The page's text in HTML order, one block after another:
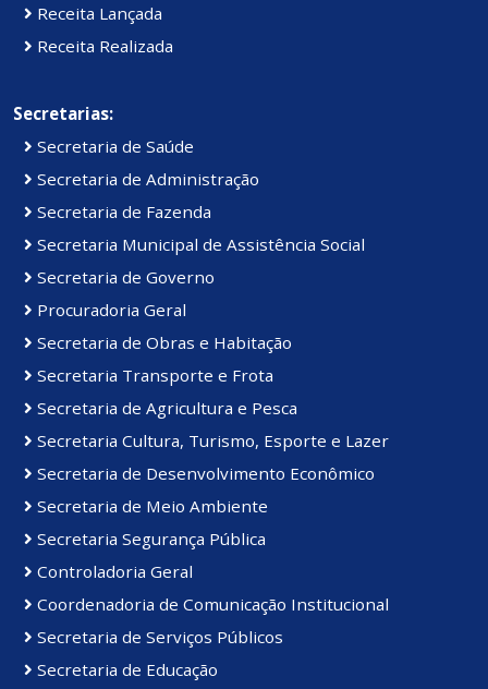
Receita Lançada
Receita Realizada
Secretarias:
Secretaria de Saúde
Secretaria de Administração
Secretaria de Fazenda
Secretaria Municipal de Assistência Social
Secretaria de Governo
Procuradoria Geral
Secretaria de Obras e Habitação
Secretaria Transporte e Frota
Secretaria de Agricultura e Pesca
Secretaria Cultura, Turismo, Esporte e Lazer
Secretaria de Desenvolvimento Econômico
Secretaria de Meio Ambiente
Secretaria Segurança Pública
Controladoria Geral
Coordenadoria de Comunicação Institucional
Secretaria de Serviços Públicos
Secretaria de Educação